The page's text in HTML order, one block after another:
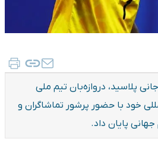
پلاسید، دروازه‌بان تیم ملی
خود با حضور پرشور تماشاگران و
پایان داد.